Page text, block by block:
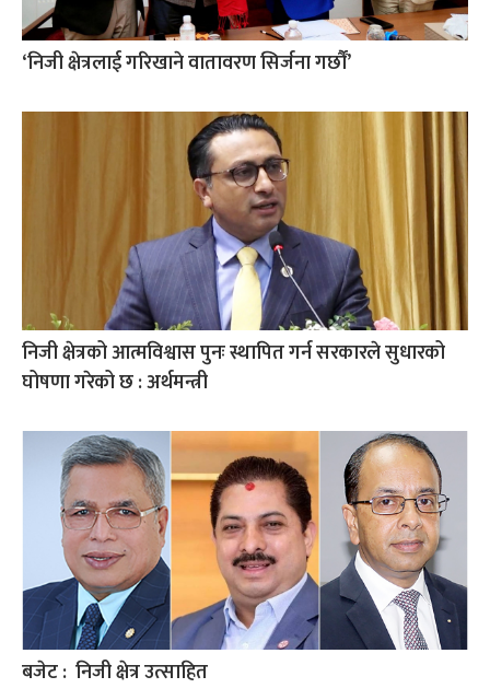
‘निजी क्षेत्रलाई गरिखाने वातावरण सिर्जना गर्छौं’
निजी क्षेत्रको आत्मविश्वास पुनः स्थापित गर्न सरकारले सुधारको
घोषणा गरेको छ : अर्थमन्त्री
बजेट : निजी क्षेत्र उत्साहित